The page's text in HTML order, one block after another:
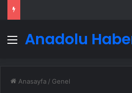
Menü
Anadolu
Anasayfa / Genel